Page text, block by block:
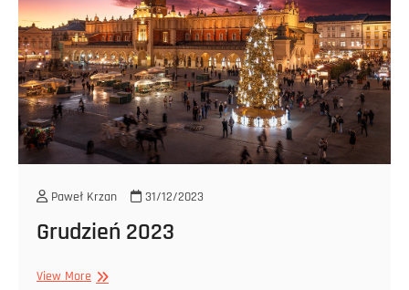
Paweł Krzan 31/12/2023
Grudzień 2023
View MoreGrudzień